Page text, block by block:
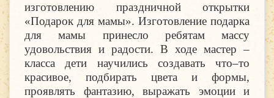
изготовлению праздничной открытки
«Подарок для мамы». Изготовление подарка
для мамы принесло ребятам массу
удовольствия и радости. В ходе мастер –
класса дети научились создавать что–то
красивое, подбирать цвета и формы,
проявлять фантазию, выражать эмоции и